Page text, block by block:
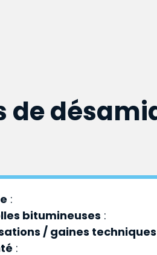
de
:
bitumineuses :
/ gaines techniques
: